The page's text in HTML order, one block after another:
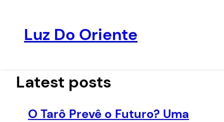
conteúdo
Luz Do Oriente
Latest posts
O Tarô Prevê o Futuro? Uma